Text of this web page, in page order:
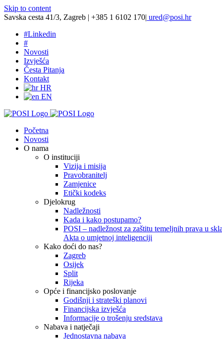
Skip to content
Savska cesta 41/3, Zagreb | +385 1 6102 170| ured@posi.hr
#Linkedin
#
Novosti
Izvješća
Česta Pitanja
Kontakt
HR
EN
Početna
Novosti
O nama
O instituciji
Vizija i misija
Pravobranitelj
Zamjenice
Etički kodeks
Djelokrug
Nadležnosti
Kada i kako postupamo?
POSI – nadležnost za zaštitu temeljnih prava u
Akta o umjetnoj inteligenciji
Kako doći do nas?
Zagreb
Osijek
Split
Rijeka
Opće i financijsko poslovanje
Godišnji i strateški planovi
Financijska izvješća
Informacije o trošenju sredstava
Nabava i natječaji
Jednostavna nabava